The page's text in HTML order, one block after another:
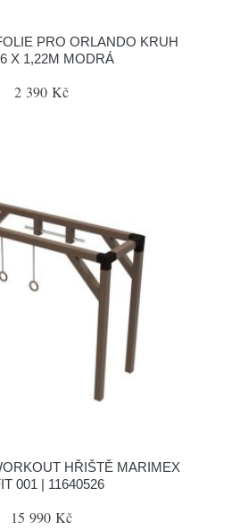
PRO ORLANDO KRUH
X 1,22M MODRÁ
2 390 Kč
HŘIŠTĚ MARIMEX
001 | 11640526
15 990 Kč